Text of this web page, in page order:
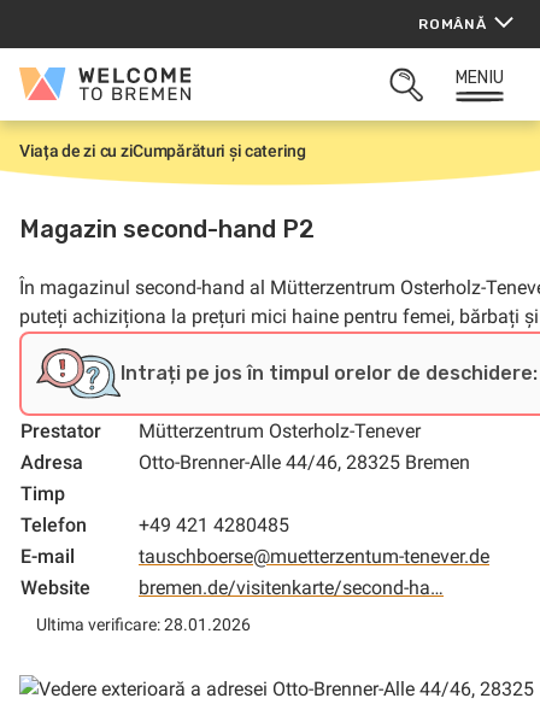
conținut
ROMÂNĂ
Welcome
Bremen
CĂUTARE
MENIU
P
r
m
a
a
g
i
n
Viața de zi cu ziCumpărături și catering
Magazin second-hand P2
În magazinul second-hand al Mütterzentrum Osterholz-
puteți achiziționa la prețuri mici haine pentru femei, bărbați
Intrați pe jos în timpul orelor de deschidere:
Prestator
Mütterzentrum Osterholz-Tenever
Adresa
Otto-Brenner-Alle 44/46, 28325 Bremen
Timp
Telefon
+49 421 4280485
E-mail
tauschboerse@muetterzentum-tenever.de
Website
bremen.de/visitenkarte/second-ha…
Ultima verificare: 28.01.2026